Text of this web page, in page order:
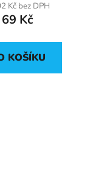
Kč bez DPH
69 Kč
KOŠÍKU